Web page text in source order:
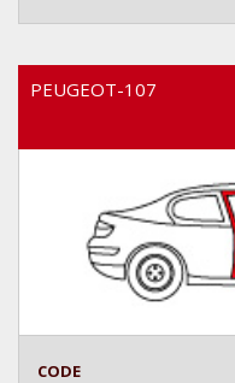
PEUGEOT-107
CODE